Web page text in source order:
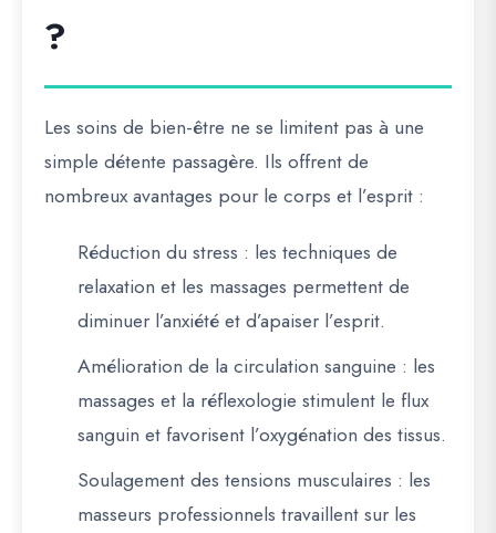
?
Les soins de bien-être ne se limitent pas à une
simple détente passagère. Ils offrent de
nombreux avantages pour le corps et l’esprit :
Réduction du stress : les techniques de
relaxation et les massages permettent de
diminuer l’anxiété et d’apaiser l’esprit.
Amélioration de la circulation sanguine : les
massages et la réflexologie stimulent le flux
sanguin et favorisent l’oxygénation des tissus.
Soulagement des tensions musculaires : les
masseurs professionnels travaillent sur les